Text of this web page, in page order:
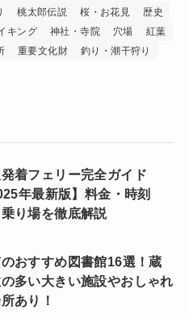
桃太郎伝説 桜・お花見
歴史
キング 神社・寺院 穴場
紅葉
重要文化財
釣り・潮干狩り
着フェリー完全ガイド
年最新版】料金・時刻
り場を徹底解説
おすすめ図書館16選！蔵
多い大きい施設やおしゃれ
あり！